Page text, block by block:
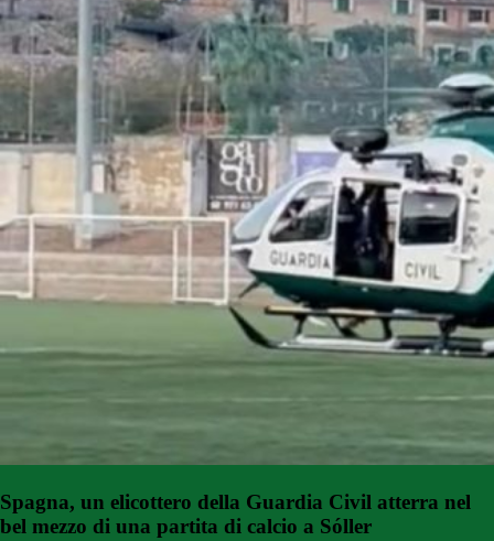
Spagna, un elicottero della Guardia Civil atterra nel
bel mezzo di una partita di calcio a Sóller